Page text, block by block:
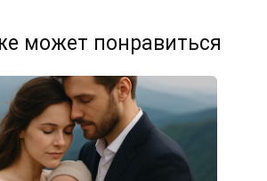
может понравиться